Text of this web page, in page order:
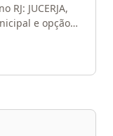
JUCERJA,
e opção